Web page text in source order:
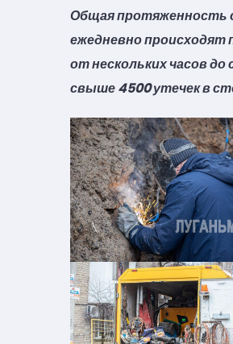
Общая протяженность
ежедневно происходят
от нескольких часов
свыше 4500 утечек в